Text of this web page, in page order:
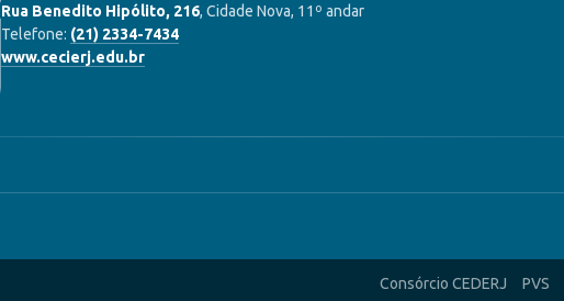
Rua Benedito Hipólito, 216, Cidade Nova, 11º andar
Telefone: (21) 2334-7434
www.cecierj.edu.br
Consórcio CEDERJ PVS